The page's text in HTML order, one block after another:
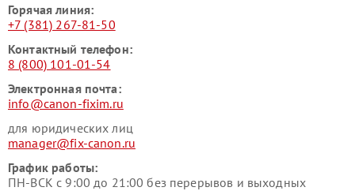
Горячая линия:
+7 (381) 267-81-50
Контактный телефон:
8 (800) 101-01-54
Электронная почта:
info@canon-fixim.ru
для юридических лиц
manager@fix-canon.ru
График работы:
ПН-ВСК с 9:00 до 21:00 без перерывов и выходных